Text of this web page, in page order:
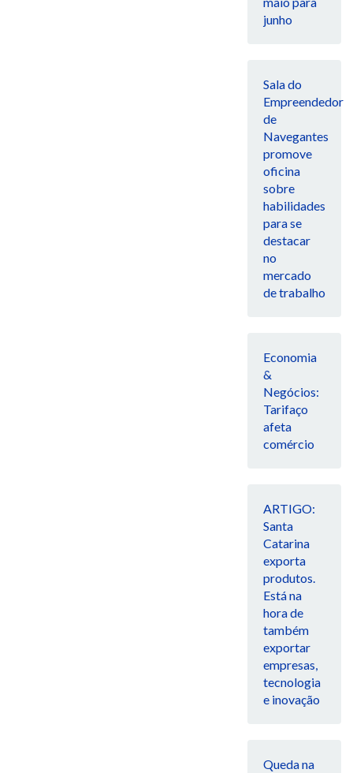
junho
Sala do
Empreendedor
de
Navegantes
promove
oficina
sobre
habilidades
para se
destacar
no
mercado
de trabalho
Economia
&
Negócios:
Tarifaço
afeta
comércio
ARTIGO:
Santa
Catarina
exporta
produtos.
Está na
hora de
também
exportar
empresas,
tecnologia
e inovação
Queda na